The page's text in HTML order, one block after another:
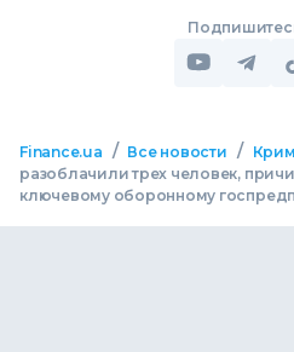
Finance.ua / Все новости /
разоблачили трех человек,
ключевому оборонному